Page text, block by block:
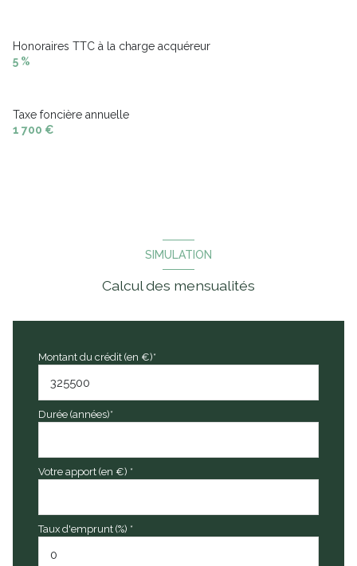
Honoraires TTC à la charge acquéreur
5 %
Taxe foncière annuelle
1 700 €
SIMULATION
Calcul des mensualités
Montant du crédit (en €)*
Durée (années)*
Votre apport (en €) *
Taux d'emprunt (%) *